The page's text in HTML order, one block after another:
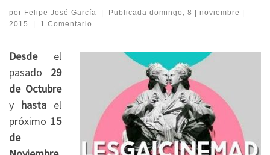
por Felipe José García | Publicada domingo, 8 | noviembre |
2015
| 1 Comentario
Desdeel
pasado 29
de Octubre
y hastael
próximo 15
de